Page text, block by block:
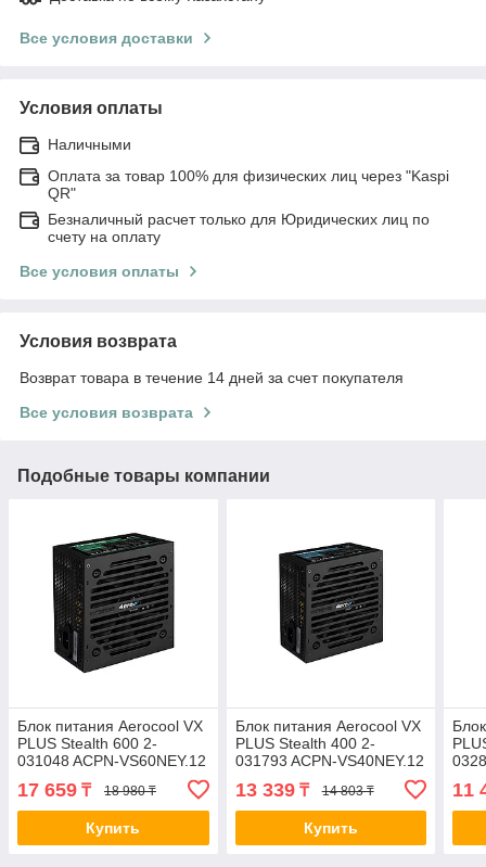
Все условия доставки
Условия оплаты
Наличными
Оплата за товар 100% для физических лиц через "Kaspi
QR"
Безналичный расчет только для Юридических лиц по
счету на оплату
Все условия оплаты
Условия возврата
Возврат товара в течение 14 дней за счет покупателя
Все условия возврата
Подобные товары компании
Блок питания Aerocool VX
PLUS Stealth 600 2-
031048 ACPN-VS60NEY.12
17 659 ₸ 18 980 ₸
Купить
Блок питания Aerocool VX
PLUS Stealth 400 2-
031793 ACPN-VS40NEY.12
13 339₸ 14 803 ₸
Купить
11